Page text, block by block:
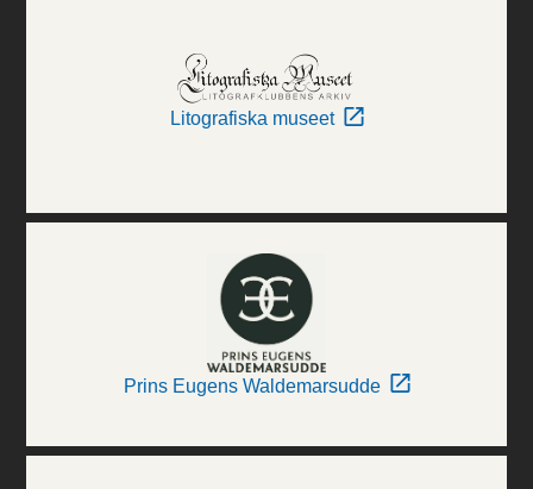
Litografiska museet
Prins Eugens Waldemarsudde